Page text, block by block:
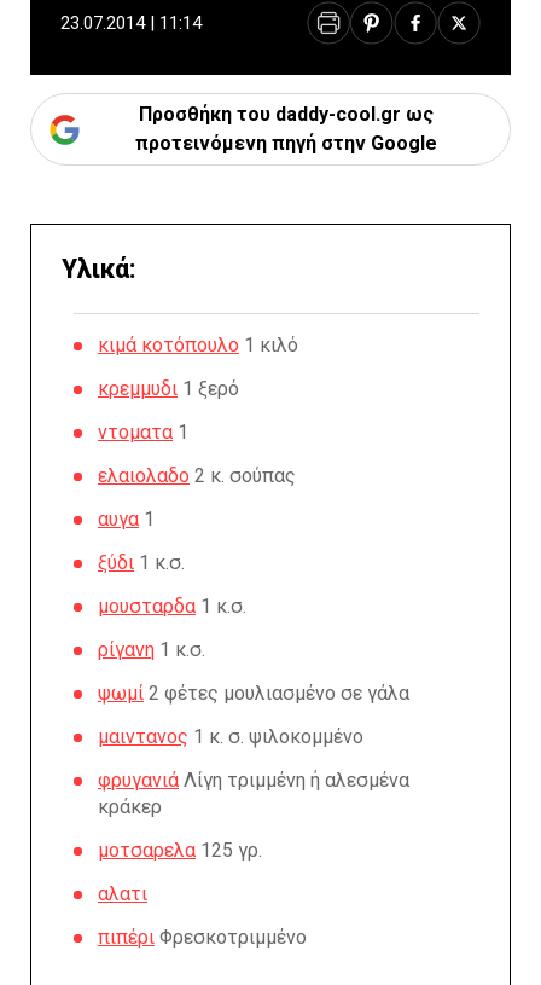
23.07.2014 | 11:14
Προσθήκη του daddy-cool.gr ως
προτεινόμενη πηγή στην Google
Υλικά:
κιμά κοτόπουλο 1 κιλό
κρεμμυδι 1 ξερό
ντοματα 1
ελαιολαδο 2 κ. σούπας
αυγα 1
ξύδι 1 κ.σ.
μουσταρδα 1 κ.σ.
ρίγανη 1 κ.σ.
ψωμί 2 φέτες μουλιασμένο σε γάλα
μαιντανος 1 κ. σ. ψιλοκομμένο
φρυγανιά Λίγη τριμμένη ή αλεσμένα
κράκερ
μοτσαρελα 125 γρ.
αλατι
πιπέρι Φρεσκοτριμμένο